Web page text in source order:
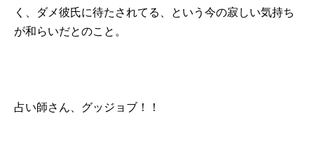
く、ダメ彼氏に待たされてる、という今の寂しい気持ち
が和らいだとのこと。
占い師さん、グッジョブ！！